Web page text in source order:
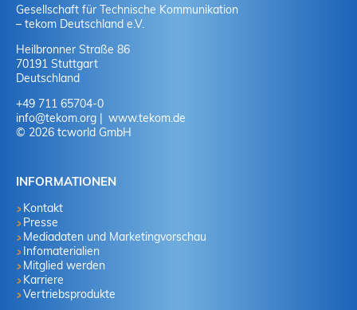
Gesellschaft für Technische Kommunikation
– tekom Deutschland e.V.
Heilbronner Straße 86
70191 Stuttgart
Deutschland
+49 711 65704-0
info@tekom.org
www.tekom.de
© 2026 tcworld GmbH
INFORMATIONEN
Kontakt
Presse
Mediadaten und Marketingvorschau
Infomaterialien
Mitglied werden
Karriere
Vertriebsprodukte